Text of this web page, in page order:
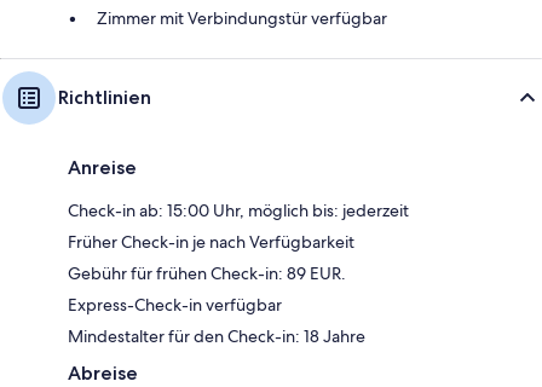
Zimmer mit Verbindungstür verfügbar
Richtlinien
Anreise
Check-in ab: 15:00 Uhr, möglich bis: jederzeit
Früher Check-in je nach Verfügbarkeit
Gebühr für frühen Check-in: 89 EUR.
Express-Check-in verfügbar
Mindestalter für den Check-in: 18 Jahre
Abreise